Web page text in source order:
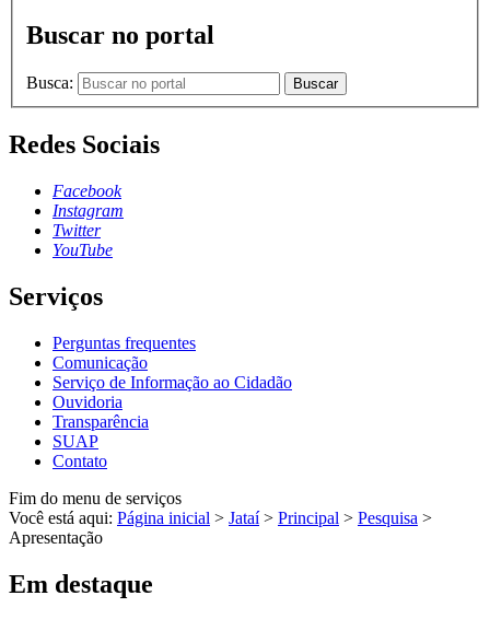
Buscar no portal
Busca: Buscar
Redes Sociais
Facebook
Instagram
Twitter
YouTube
Serviços
Perguntas frequentes
Comunicação
Serviço de Informação ao Cidadão
Ouvidoria
Transparência
SUAP
Contato
Fim do menu de serviços
Você está aqui: Página inicial > Jataí > Principal > Pesquisa >
Apresentação
Em destaque